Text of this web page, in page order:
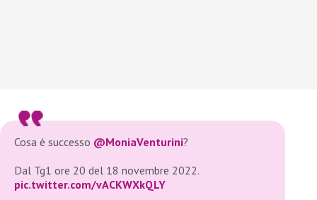
Cosa è successo @MoniaVenturini?
Dal Tg1 ore 20 del 18 novembre 2022.
pic.twitter.com/vACKWXkQLY